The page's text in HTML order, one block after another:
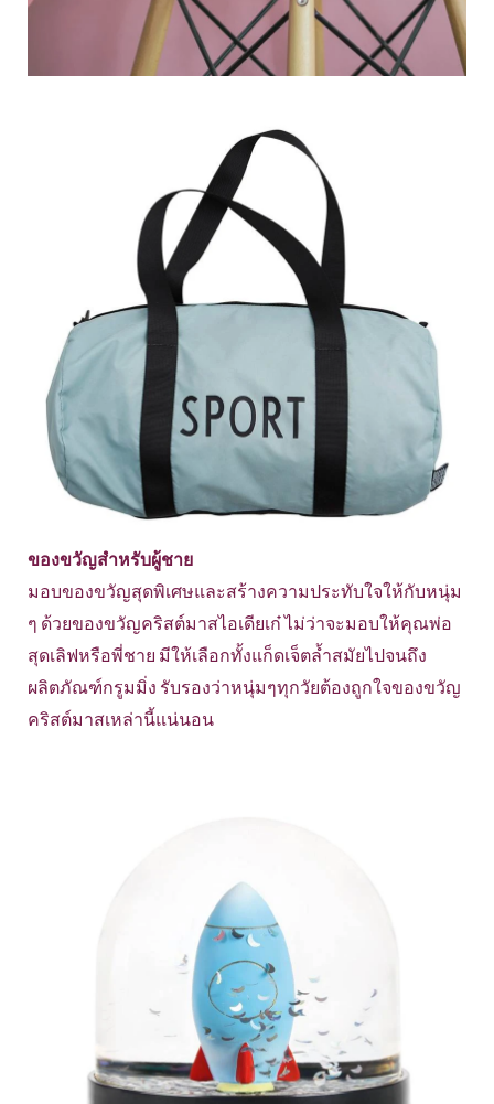
ของขวัญสำหรับผู้ชาย
มอบของขวัญสุดพิเศษและสร้างความประทับใจให้กับหนุ่ม
ๆ ด้วยของขวัญคริสต์มาสไอเดียเก๋ ไม่ว่าจะมอบให้คุณพ่อ
สุดเลิฟหรือพี่ชาย มีให้เลือกทั้งแก็ดเจ็ตล้ำสมัยไปจนถึง
ผลิตภัณฑ์กรูมมิ่ง รับรองว่าหนุ่มๆทุกวัยต้องถูกใจของขวัญ
คริสต์มาสเหล่านี้แน่นอน